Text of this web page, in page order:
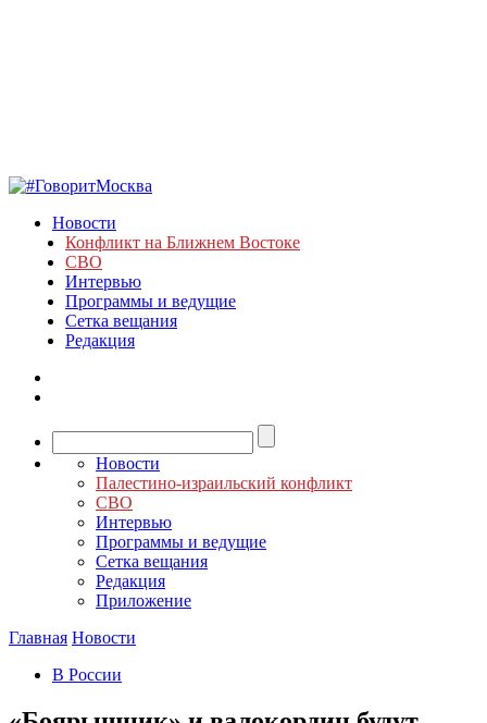
Новости
Конфликт на Ближнем Востоке
СВО
Интервью
Программы и ведущие
Сетка вещания
Редакция
Новости
Палестино-израильский конфликт
СВО
Интервью
Программы и ведущие
Сетка вещания
Редакция
Приложение
Главная Новости
В России